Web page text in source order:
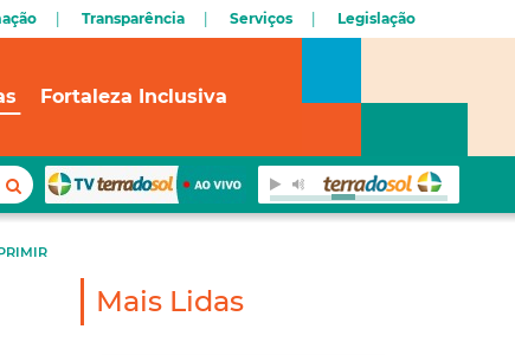
Transparência Serviços Legislação
Fortaleza Inclusiva
Mais Lidas